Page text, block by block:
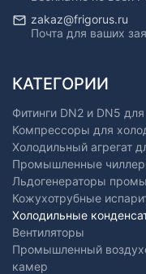
zakaz@frigorus.ru
Почта для ваших
КАТЕГОРИИ
Фитинги DN2 и DN5
Компрессоры для
Холодильный агрегат
Промышленные
Льдогенераторы
Кожухотрубные
Холодильные
Вентиляторы
Промышленный
камер